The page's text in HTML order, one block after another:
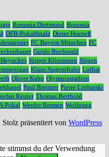
Borussia Dortmund Borussia
DFB-Pokalfinale Dieter Hoeneß
FC Bayern München FC
Guido Buchwald
Jürgen Klinsmann Jürgen
Klaus Augenthaler Lothar
Oliver Kahn Olympiastadion
Paul Breitner Pierre Littbarski
Reuter Thomas Berthold
Pokal Werder Bremen Wolfgang
Stolz präsentiert von WordPress
stimmst du der Verwendung